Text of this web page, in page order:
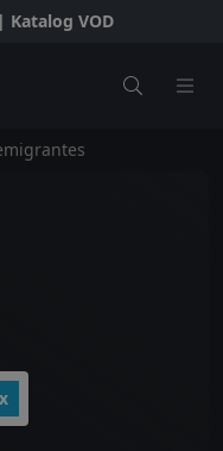
Katalog VOD